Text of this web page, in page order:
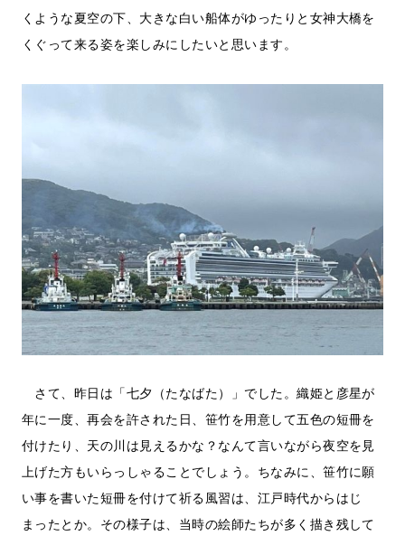
くような夏空の下、大きな白い船体がゆったりと女神大橋を
くぐって来る姿を楽しみにしたいと思います。
さて、昨日は「七夕（たなばた）」でした。織姫と彦星が
年に一度、再会を許された日、笹竹を用意して五色の短冊を
付けたり、天の川は見えるかな？なんて言いながら夜空を見
上げた方もいらっしゃることでしょう。ちなみに、笹竹に願
い事を書いた短冊を付けて祈る風習は、江戸時代からはじ
まったとか。その様子は、当時の絵師たちが多く描き残して